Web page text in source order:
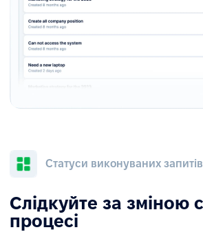
Статуси виконуваних запитів
Слідкуйте за зміною
процесі